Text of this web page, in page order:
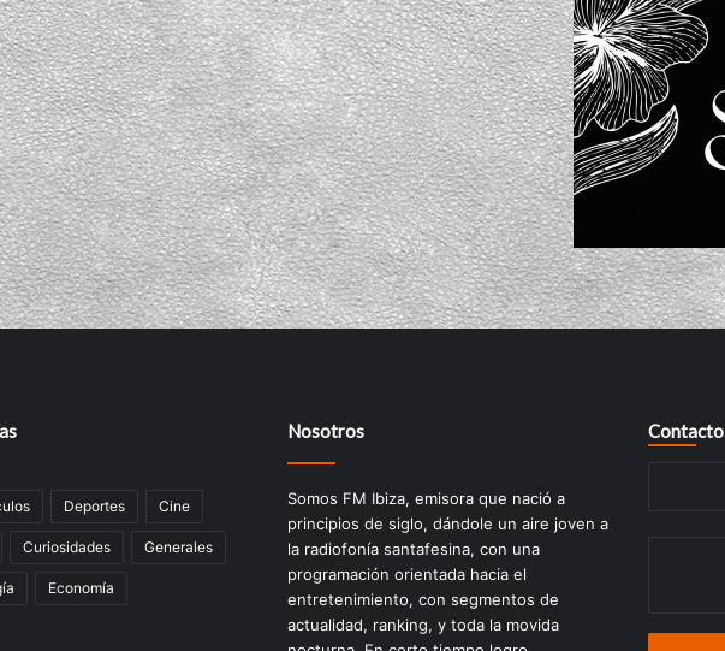
Deportes Cine
Curiosidades Generales
Economía
Nosotros
Somos FM Ibiza, emisora que nació a
principios de siglo, dándole un aire joven a
la radiofonía santafesina, con una
programación orientada hacia el
entretenimiento, con segmentos de
actualidad, ranking, y toda la movida
Contacto